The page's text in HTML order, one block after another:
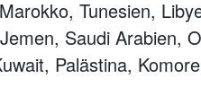
Tunesien,
Saudi Arabien,
Palästina,